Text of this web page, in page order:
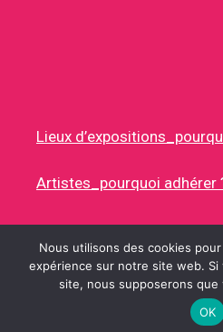
Lieux
Artistes_pourquoi adhérer
© 2026 RUES DES
Nous utilisons des cookies
expérience sur notre site web.
site, nous supposerons
OK